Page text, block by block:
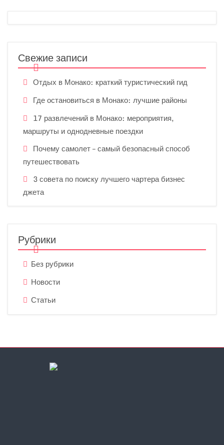
Свежие записи
Отдых в Монако: краткий туристический гид
Где остановиться в Монако: лучшие районы
17 развлечений в Монако: мероприятия,
маршруты и однодневные поездки
Почему самолет – самый безопасный способ
путешествовать
3 совета по поиску лучшего чартера бизнес
джета
Рубрики
Без рубрики
Новости
Статьи